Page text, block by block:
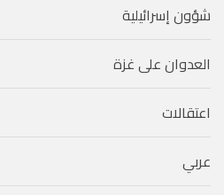
شؤون إسرائيلية
العدوان على غزة
اعتقالات
عربي